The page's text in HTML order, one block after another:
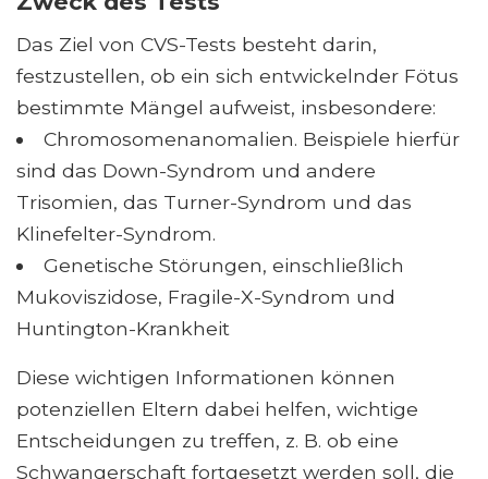
Das Ziel von CVS-Tests besteht darin,
festzustellen, ob ein sich entwickelnder Fötus
bestimmte Mängel aufweist, insbesondere:
Chromosomenanomalien. Beispiele hierfür
sind das Down-Syndrom und andere
Trisomien, das Turner-Syndrom und das
Klinefelter-Syndrom.
Genetische Störungen, einschließlich
Mukoviszidose, Fragile-X-Syndrom und
Huntington-Krankheit
Diese wichtigen Informationen können
potenziellen Eltern dabei helfen, wichtige
Entscheidungen zu treffen, z. B. ob eine
Schwangerschaft fortgesetzt werden soll, die